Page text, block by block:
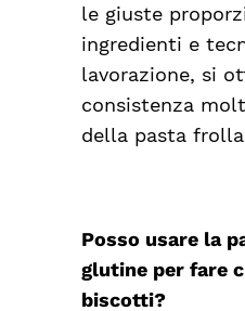
le giuste
ingredienti e
lavorazione, si
consistenza
della pasta
Posso usare la
glutine per fare
biscotti?